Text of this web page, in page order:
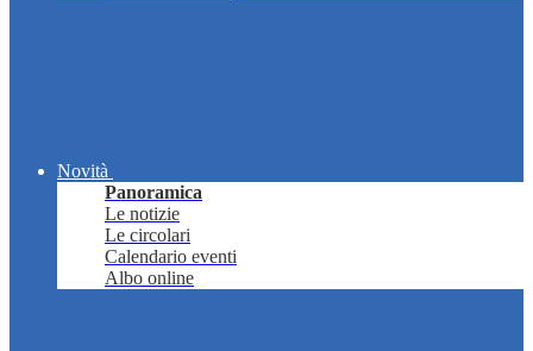
Novità
Panoramica
Le notizie
Le circolari
Calendario eventi
Albo online